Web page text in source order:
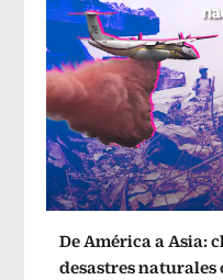
De América a Asia:
desastres